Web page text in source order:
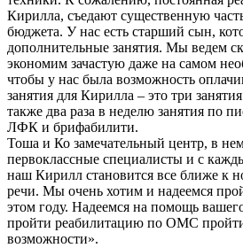
Кирилла, съедают существенную
бюджета. У нас есть старший сын,
дополнительные занятия. Мы ведем
экономим зачастую даже на самом
чтобы у нас была возможность
занятия для Кирилла – это три
также два раза в неделю занятия по
ЛФК и брифабилити.
Тоша и Ко замечательный центр, в
первоклассные специалисты и с
наш Кирилл становится все ближе к
речи. Мы очень хотим и надеемся
этом году. Надеемся на помощь
пройти реабилитацию по ОМС
возможности».